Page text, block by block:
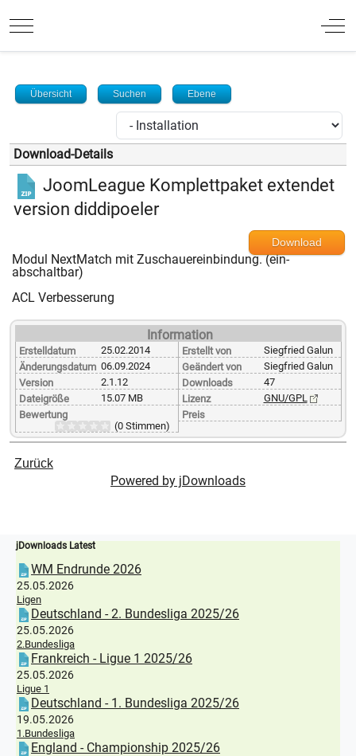
Mobile Menu Toggle Off-
Übersicht Suchen Ebene
Download-Details
JoomLeague Komplettpaket extendet
version diddipoeler
Download
Modul NextMatch mit Zuschauereinbindung. (ein-
abschaltbar)
ACL Verbesserung
Information
Erstelldatum
25.02.2014
Änderungsdatum 06.09.2024
Version
2.1.12
Dateigröße
15.07 MB
Bewertung
(0 Stimmen)
Erstellt von
Siegfried Galun
Geändert von
Siegfried Galun
Downloads
47
Lizenz
GNU/GPL
Preis
Zurück
Powered by jDownloads
jDownloads Latest
WM Endrunde 2026
25.05.2026
Ligen
Deutschland - 2. Bundesliga 2025/26
25.05.2026
2.Bundesliga
Frankreich - Ligue 1 2025/26
25.05.2026
Ligue 1
Deutschland - 1. Bundesliga 2025/26
19.05.2026
1.Bundesliga
England - Championship 2025/26